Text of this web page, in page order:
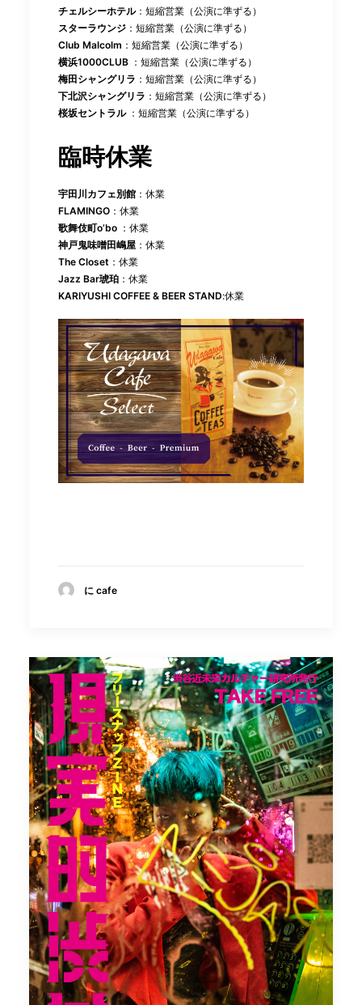
チェルシーホテル：短縮営業（公演に準ずる）
スターラウンジ ：短縮営業（公演に準ずる）
Club Malcolm ：短縮営業（公演に準ずる）
横浜1000CLUB ：短縮営業（公演に準ずる）
梅田シャングリラ ：短縮営業（公演に準ずる）
下北沢シャングリラ ：短縮営業（公演に準ずる）
桜坂セントラル ：短縮営業（公演に準ずる）
臨時休業
宇田川カフェ別館 ：休業
FLAMINGO ：休業
歌舞伎町o’bo ：休業
神戸鬼味噌田嶋屋 ：休業
The Closet ：休業
Jazz Bar琥珀 ：休業
KARIYUSHI COFFEE & BEER STAND:休業
に cafe